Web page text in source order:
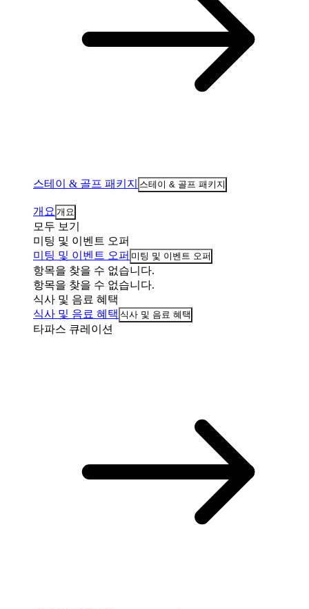
스테이 & 골프 패키지 스테이 & 골프 패키지
개요 개요
모두 보기
미팅 및 이벤트 오퍼
미팅 및 이벤트 오퍼 미팅 및 이벤트 오퍼
항목을 찾을 수 없습니다.
항목을 찾을 수 없습니다.
식사 및 음료 혜택
식사 및 음료 혜택 식사 및 음료 혜택
타파스 큐레이션